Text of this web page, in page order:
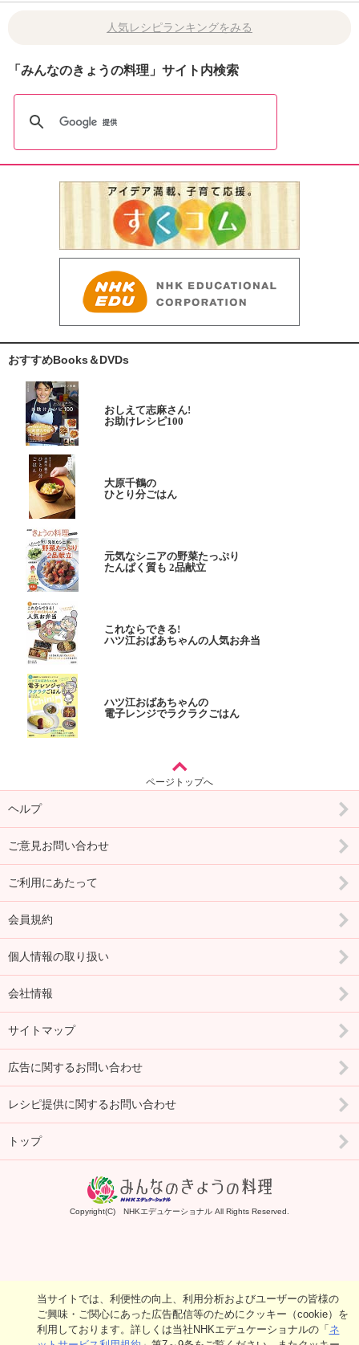
人気レシピランキングをみる
「みんなのきょうの料理」サイト内検索
おすすめBooks＆DVDs
おしえて志麻さん!
お助けレシピ100
大原千鶴の
ひとり分ごはん
元気なシニアの野菜たっぷり
たんぱく質も 2品献立
これならできる!
ハツ江おばあちゃんの人気お弁当
ハツ江おばあちゃんの
電子レンジでラクラクごはん
ページトップへ
ヘルプ
ご意見お問い合わせ
ご利用にあたって
会員規約
個人情報の取り扱い
会社情報
サイトマップ
広告に関するお問い合わせ
レシピ提供に関するお問い合わせ
トップ
Copyright(C) NHKエデュケーショナル All Rights Reserved.
当サイトでは、利便性の向上、利用分析およびユーザーの皆様の
ご興味・ご関心にあった広告配信等のためにクッキー（cookie）を
利用しております。詳しくは当社NHKエデュケーショナルの「ネ